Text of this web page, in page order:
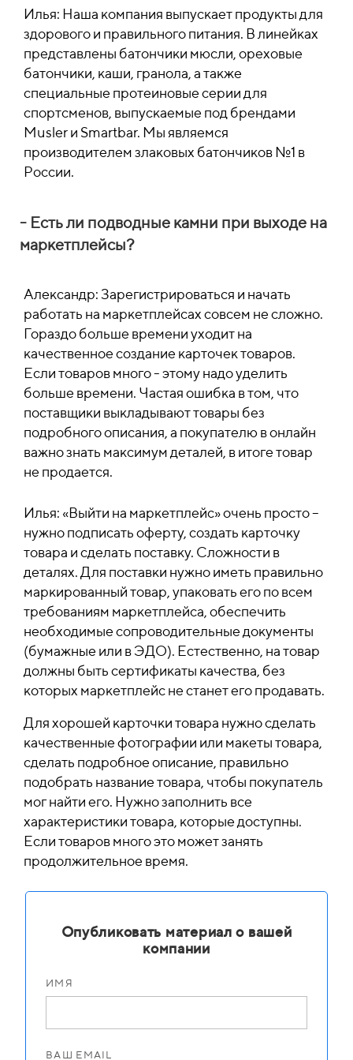
Илья: Наша компания выпускает продукты для
здорового и правильного питания. В линейках
представлены батончики мюсли, ореховые
батончики, каши, гранола, а также
специальные протеиновые серии для
спортсменов, выпускаемые под брендами
Musler и Smartbar. Мы являемся
производителем злаковых батончиков №1 в
России.
- Есть ли подводные камни при выходе на
маркетплейсы?
Александр: Зарегистрироваться и начать
работать на маркетплейсах совсем не сложно.
Гораздо больше времени уходит на
качественное создание карточек товаров.
Если товаров много - этому надо уделить
больше времени. Частая ошибка в том, что
поставщики выкладывают товары без
подробного описания, а покупателю в онлайн
важно знать максимум деталей, в итоге товар
не продается.
Илья: «Выйти на маркетплейс» очень просто –
нужно подписать оферту, создать карточку
товара и сделать поставку. Сложности в
деталях. Для поставки нужно иметь правильно
маркированный товар, упаковать его по всем
требованиям маркетплейса, обеспечить
необходимые сопроводительные документы
(бумажные или в ЭДО). Естественно, на товар
должны быть сертификаты качества, без
которых маркетплейс не станет его продавать.
Для хорошей карточки товара нужно сделать
качественные фотографии или макеты товара,
сделать подробное описание, правильно
подобрать название товара, чтобы покупатель
мог найти его. Нужно заполнить все
характеристики товара, которые доступны.
Если товаров много это может занять
продолжительное время.
Опубликовать материал о вашей
компании
ИМЯ
ВАШ EMAIL